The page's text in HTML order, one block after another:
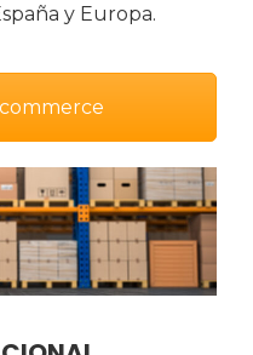
y Europa.